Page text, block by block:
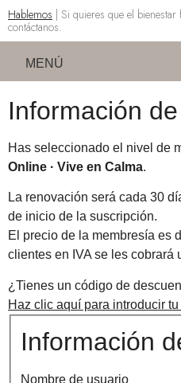
Hablemos | Si quieres que el
contáctanos.
MENÚ
Información
Has seleccionado el nivel de
Online · Vive en Calma.
La renovación será cada 30
de inicio de la suscripción.
El precio de la membresía es
clientes en IVA se les cobrará
¿Tienes un código de
Haz clic aquí para introducir
Información
Nombre de usuario